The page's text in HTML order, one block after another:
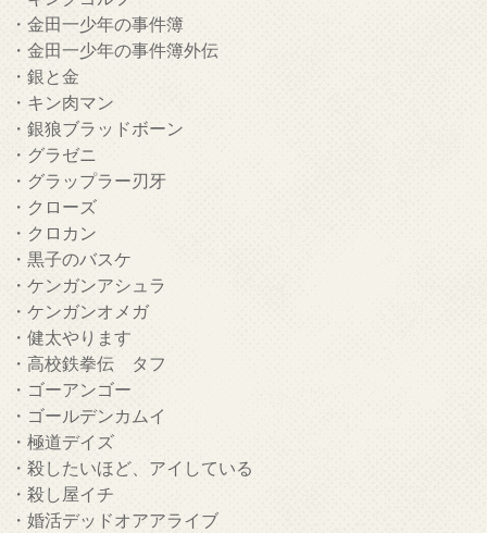
・金田一少年の事件簿
・金田一少年の事件簿外伝
・銀と金
・キン肉マン
・銀狼ブラッドボーン
・グラゼニ
・グラップラー刃牙
・クローズ
・クロカン
・黒子のバスケ
・ケンガンアシュラ
・ケンガンオメガ
・健太やります
・高校鉄拳伝 タフ
・ゴーアンゴー
・ゴールデンカムイ
・極道デイズ
・殺したいほど、アイしている
・殺し屋イチ
・婚活デッドオアアライブ